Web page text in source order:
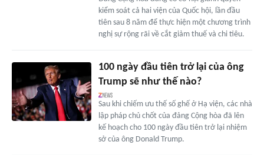
kiểm soát cả hai viện của Quốc hội, lần đầu
tiên sau 8 năm để thực hiện một chương trình
nghị sự rộng rãi về cắt giảm thuế và chi tiêu.
100 ngày đầu tiên trở lại của ông
Trump sẽ như thế nào?
Sau khi chiếm ưu thế số ghế ở Hạ viện, các nhà
lập pháp chủ chốt của đảng Cộng hòa đã lên
kế hoạch cho 100 ngày đầu tiên trở lại nhiệm
sở của ông Donald Trump.